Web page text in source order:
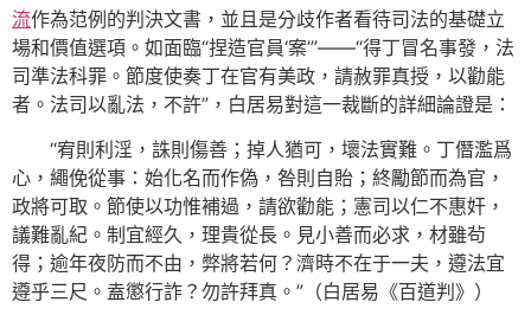
流作為范例的判決文書，並且是分歧作者看待司法的基礎立
場和價值選項。如面臨“捏造官員‘案’”——“得丁冒名事發，法
司準法科罪。節度使奏丁在官有美政，請赦罪真授，以勸能
者。法司以亂法，不許”，白居易對這一裁斷的詳細論證是：
“宥則利淫，誅則傷善；掉人猶可，壞法實難。丁僭濫爲
心，繩俛從事：始化名而作偽，咎則自貽；終勵節而為官，
政將可取。節使以功惟補過，請欲勸能；憲司以仁不惠奸，
議難亂紀。制宜經久，理貴從長。見小善而必求，材雖茍
得；逾年夜防而不由，弊將若何？濟時不在于一夫，遵法宜
遵乎三尺。盍懲行詐？勿許拜真。”（白居易《百道判》）